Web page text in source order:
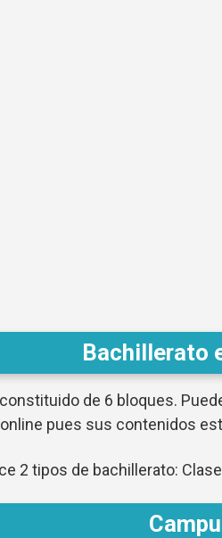
Bachillerato
de 6 bloques.
pues sus contenidos
2 tipos de bachillerato: